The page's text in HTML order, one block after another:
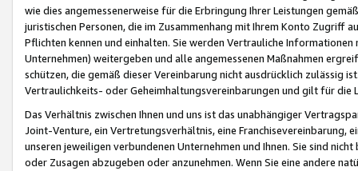
wie dies angemessenerweise für die Erbringung Ihrer Leistungen
juristischen Personen, die im Zusammenhang mit Ihrem Konto
Pflichten kennen und einhalten. Sie werden Vertrauliche
Unternehmen) weitergeben und alle angemessenen Maßnahmen
schützen, die gemäß dieser Vereinbarung nicht ausdrücklich zulässig
Vertraulichkeits- oder Geheimhaltungsvereinbarungen und gilt für die
Das Verhältnis zwischen Ihnen und uns ist das unabhängiger
Joint-Venture, ein Vertretungsverhältnis, eine Franchisevereinbarung,
unseren jeweiligen verbundenen Unternehmen und Ihnen. Sie sind
oder Zusagen abzugeben oder anzunehmen. Wenn Sie eine andere